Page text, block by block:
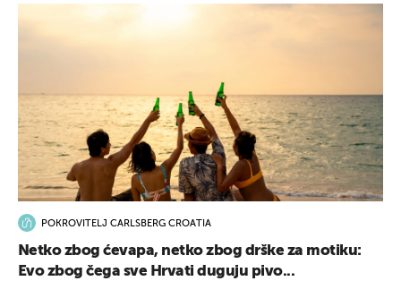
POKROVITELJ CARLSBERG CROATIA
Netko zbog ćevapa, netko zbog drške za motiku:
Evo zbog čega sve Hrvati duguju pivo...